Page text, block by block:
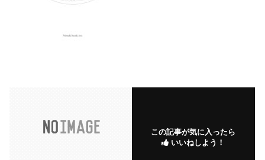
この記事が気に入ったら
いいねしよう！